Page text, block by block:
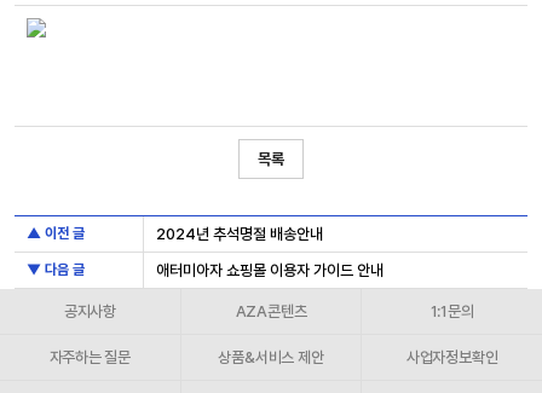
목록
▲ 이전 글 2024년 추석명절 배송안내
▼ 다음 글 애터미아자 쇼핑몰 이용자 가이드 안내
공지사항 AZA콘텐츠 1:1문의
자주하는 질문 상품&서비스 제안 사업자정보확인